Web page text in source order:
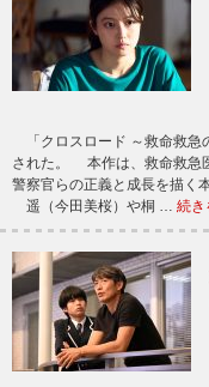
「クロスロード ～救命救急
された。 本作は、救命救急
警察官らの正義と成長を描く
遥（今田美桜）や桐 … 続き